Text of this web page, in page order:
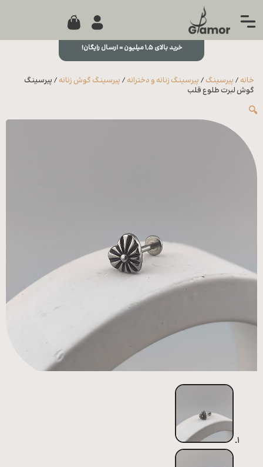
جستجو...
مجله
همه
0
خرید بالای ۱,۵ میلیون = ارسال رایگان!
خانه / پیرسینگ / پیرسینگ زنانه و دخترانه / پیرسینگ گوش زنانه / پیرسینگ
گوش لبرت طلوع قلب
🔍